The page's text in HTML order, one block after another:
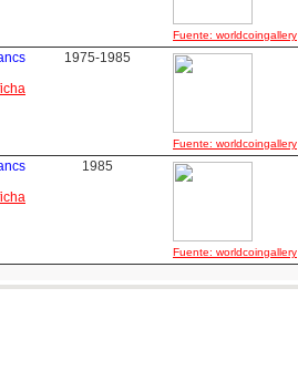
Fuente: worldcoingallery
1975-1985
Fuente: worldcoingallery
1985
Fuente: worldcoingallery